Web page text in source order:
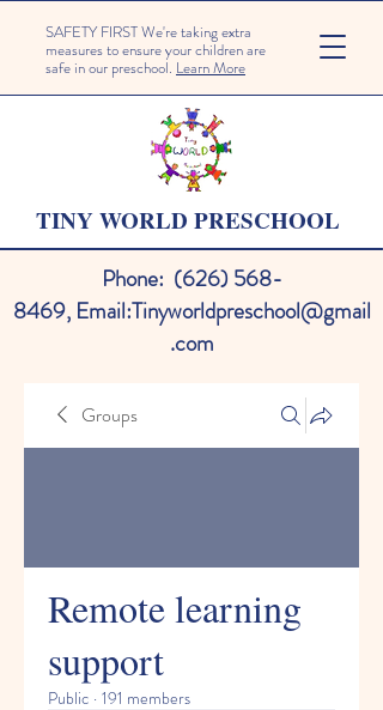
SAFETY FIRST We're taking extra
measures to ensure your children are
safe in our preschool. Learn More
TINY WORLD PRESCHOOL
Phone: (626) 568-
8469, Email:Tinyworldpreschool@gmail
.com
Groups
Remote learning
support
Public · 191 members